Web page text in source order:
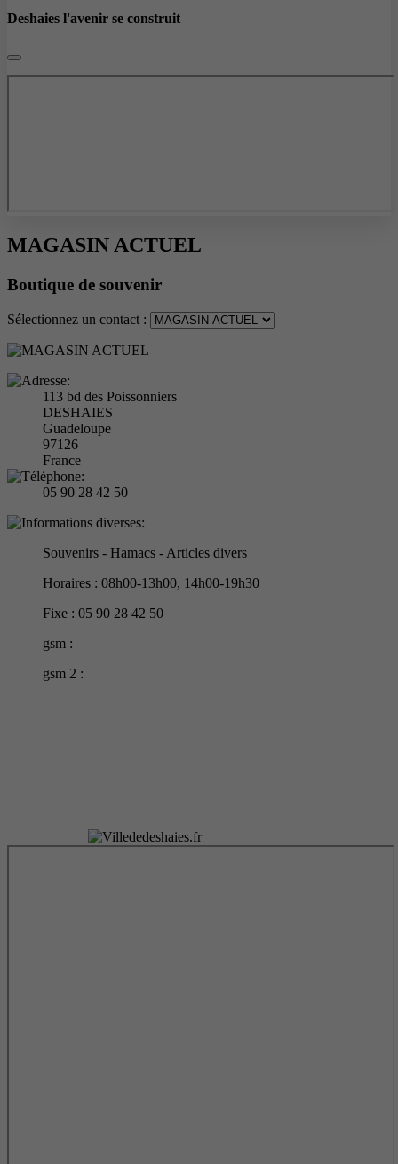
Deshaies l'avenir se construit
MAGASIN ACTUEL
Boutique de souvenir
Sélectionnez un contact :
113 bd des Poissonniers
DESHAIES
Guadeloupe
97126
France
05 90 28 42 50
Souvenirs - Hamacs - Articles divers
Horaires : 08h00-13h00, 14h00-19h30
Fixe : 05 90 28 42 50
gsm :
gsm 2 :